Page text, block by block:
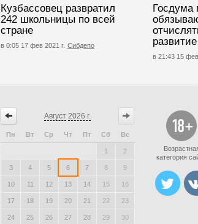
Кузбассовец развратил
242 школьницы по всей
стране
в 0:05 17 фев 2021 г. Сибдепо
Госдума
в 21:43 15 фев
Август 2026 г.
Пн Вт Ср Чт Пт Сб Вс
1 2
3 4 5 6 7 8 9
10 11 12 13 14 15 16
17 18 19 20 21 22 23
24 25 26 27 28 29 30
категория